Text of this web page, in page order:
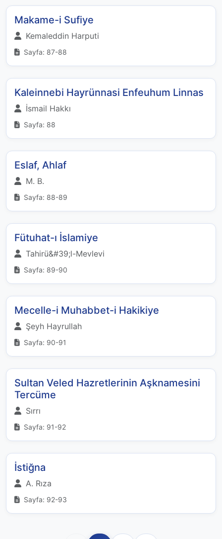
Makame-i Sufiye
Kemaleddin Harputi
Sayfa: 87-88
Kaleinnebi Hayrünnasi Enfeuhum Linnas
İsmail Hakkı
Sayfa: 88
Eslaf, Ahlaf
M. B.
Sayfa: 88-89
Fütuhat-ı İslamiye
Tahirü&#39;l-Mevlevi
Sayfa: 89-90
Mecelle-i Muhabbet-i Hakikiye
Şeyh Hayrullah
Sayfa: 90-91
Sultan Veled Hazretlerinin Aşknamesini
Tercüme
Sırrı
Sayfa: 91-92
İstiğna
A. Rıza
Sayfa: 92-93